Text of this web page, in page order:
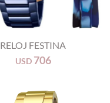
RELOJ FESTINA
USD 706